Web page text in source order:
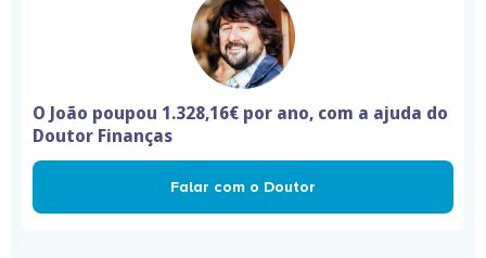
O João poupou 1.328,16€ por ano, com a ajuda do
Doutor Finanças
Falar com o Doutor